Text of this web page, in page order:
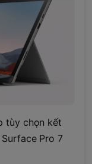
tùy chọn kết
Pro 7